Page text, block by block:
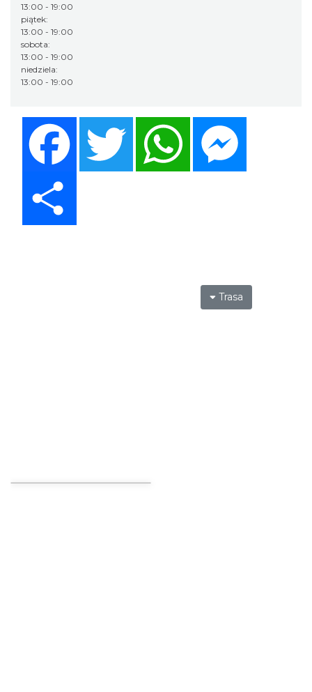
13:00 - 19:00
piątek:
13:00 - 19:00
sobota:
13:00 - 19:00
niedziela:
13:00 - 19:00
Twitter WhatsApp
Trasa